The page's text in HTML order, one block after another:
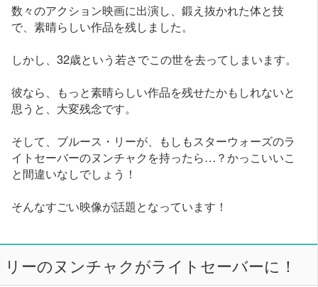
数々のアクション映画に出演し、鍛え抜かれた体と技
で、素晴らしい作品を残しました。
しかし、32歳という若さでこの世を去ってしまいます。
彼なら、もっと素晴らしい作品を残せたかもしれないと
思うと、大変残念です。
そして、ブルース・リーが、もしもスターウォーズのラ
イトセーバーのヌンチャクを持ったら…？かっこいいこ
と間違いなしでしょう！
そんなすごい映像が話題となっています！
リーのヌンチャクがライトセーバーに！